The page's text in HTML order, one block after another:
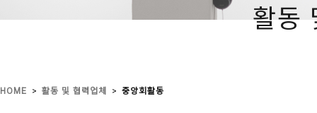
활동
HOME > 활동 및 협력업체 > 중앙회활동